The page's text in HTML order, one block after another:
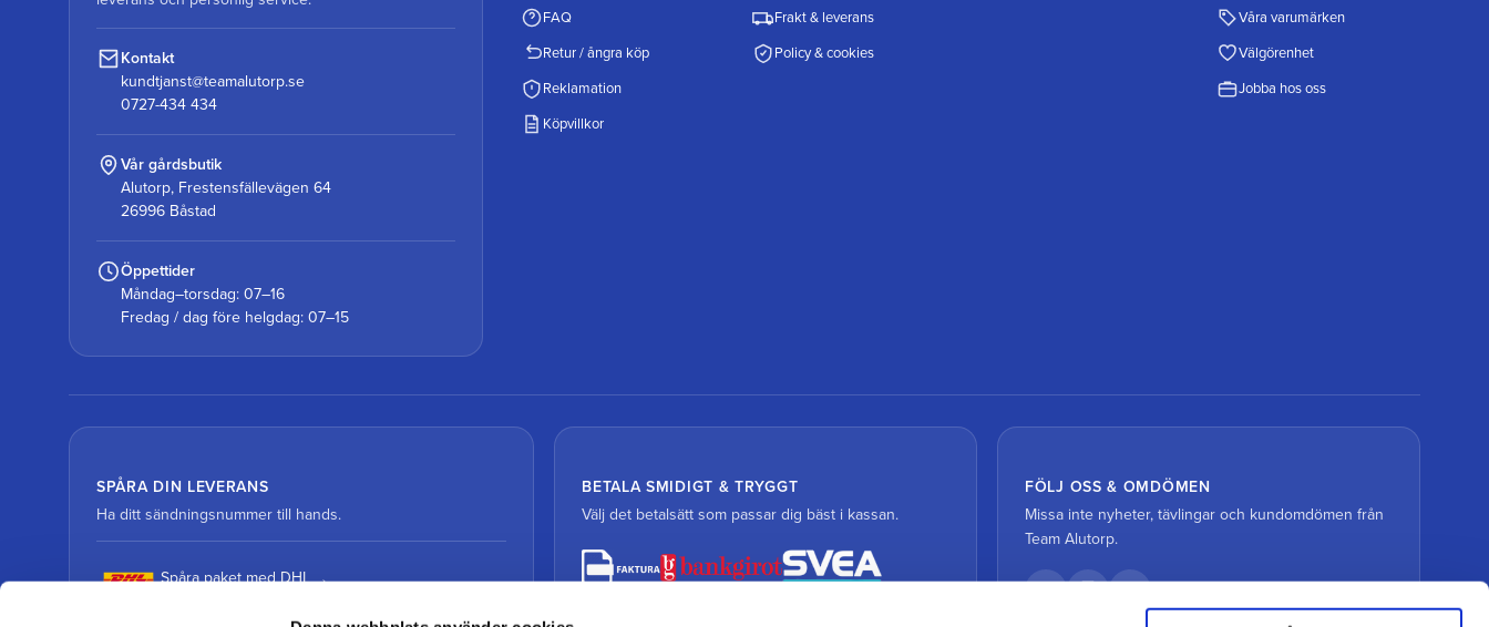
Kontakt
kundtjanst@teamalutorp.se
0727-434 434
Vår gårdsbutik
Alutorp, Frestensfällevägen 64
26996 Båstad
Öppettider
Måndag–torsdag: 07–16
Fredag / dag före helgdag: 07–15
FAQ
Retur / ångra köp
Reklamation
Köpvillkor
Frakt & leverans
Policy & cookies
Våra varumärken
Välgörenhet
Jobba hos oss
SPÅRA DIN LEVERANS
Ha ditt sändningsnummer till hands.
Spåra paket med DHL
BETALA SMIDIGT & TRYGGT
Välj det betalsätt som passar dig bäst i kassan.
FÖLJ OSS & OMDÖMEN
Missa inte nyheter, tävlingar och kundomdömen från
Team Alutorp.